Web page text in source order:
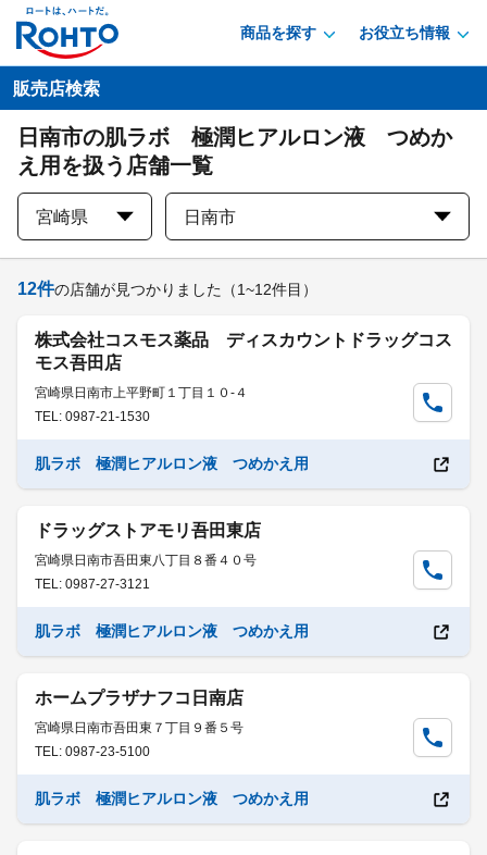
商品を探す お役立ち情報
販売店検索
日南市の肌ラボ 極潤ヒアルロン液 つめか
え用を扱う店舗一覧
宮崎県 日南市
12件の店舗が見つかりました （1~12件目）
株式会社コスモス薬品 ディスカウントドラッグコス
モス吾田店
宮崎県日南市上平野町１丁目１０-４
TEL: 0987-21-1530
肌ラボ 極潤ヒアルロン液 つめかえ用
ドラッグストアモリ吾田東店
宮崎県日南市吾田東八丁目８番４０号
TEL: 0987-27-3121
肌ラボ 極潤ヒアルロン液 つめかえ用
ホームプラザナフコ日南店
宮崎県日南市吾田東７丁目９番５号
TEL: 0987-23-5100
肌ラボ 極潤ヒアルロン液 つめかえ用